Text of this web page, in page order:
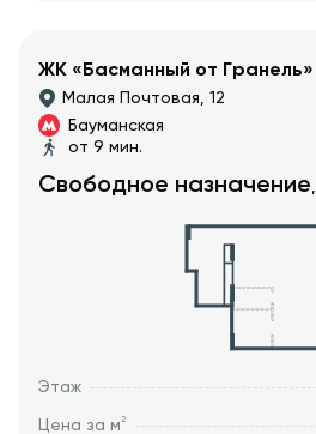
ЖК «Басманный от Гранель»
Малая Почтовая, 12
Бауманская
от 9 мин.
Свободное назначение,
Этаж
Цена за м2